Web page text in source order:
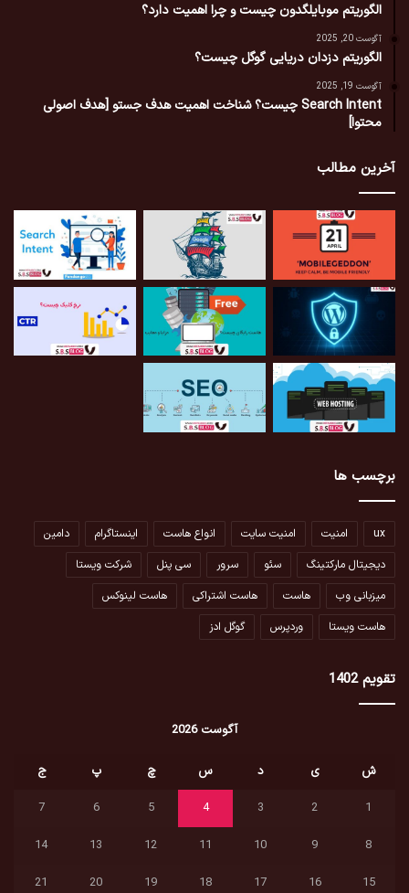
الگوریتم موبایلگدون چیست و چرا اهمیت دارد؟
آگوست 20, 2025
الگوریتم دزدان دریایی گوگل چیست؟
آگوست 19, 2025
Search Intent چیست؟ شناخت اهمیت هدف جستو [هدف اصولی
محتوا]
آخرین مطالب
برچسب ها
ux امنیت امنیت سایت انواع هاست اینستاگرام
دامین
دیجیتال مارکتینگ
سئو سرور سی پنل
شرکت ویستا
میزبانی وب
هاست هاست اشتراکی
هاست لینوکس
هاست ویستا
وردپرس گوگل ادز
تقویم 1402
آگوست 2026
ش ی د س چ پ
ج
1
2
3
4
5
6
7
8
9
10
11
12
13
14
15
16
17
18
19
20
21